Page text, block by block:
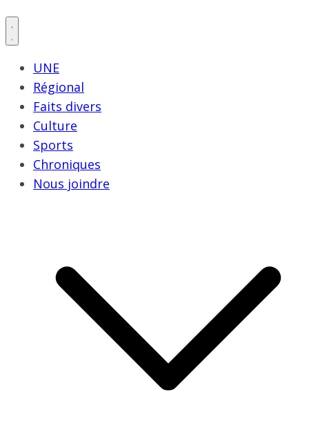
UNE
Régional
Faits divers
Culture
Sports
Chroniques
Nous joindre